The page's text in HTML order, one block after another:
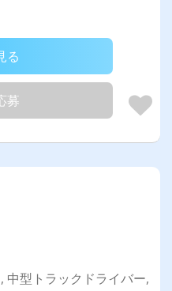
る
募
中型トラックドライバー,